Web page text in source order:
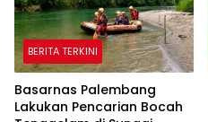
BERITA TERKINI
Basarnas Palembang
Lakukan Pencarian Bocah